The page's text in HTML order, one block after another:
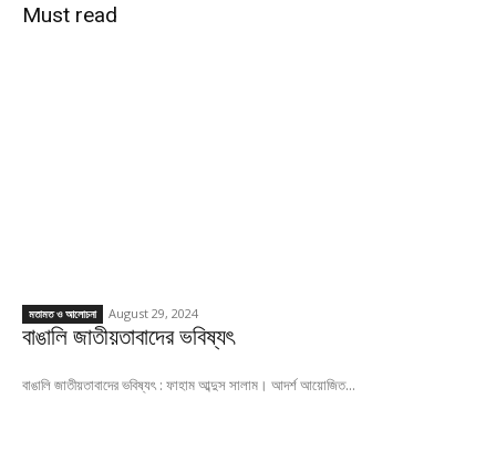
Must read
মতামত ও আলোচনা August 29, 2024
বাঙালি জাতীয়তাবাদের ভবিষ্যৎ
বাঙালি জাতীয়তাবাদের ভবিষ্যৎ : ফাহাম আব্দুস সালাম। আদর্শ আয়োজিত...